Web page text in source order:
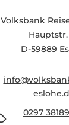
Volksbank
Hauptstr.
D-59889
0297